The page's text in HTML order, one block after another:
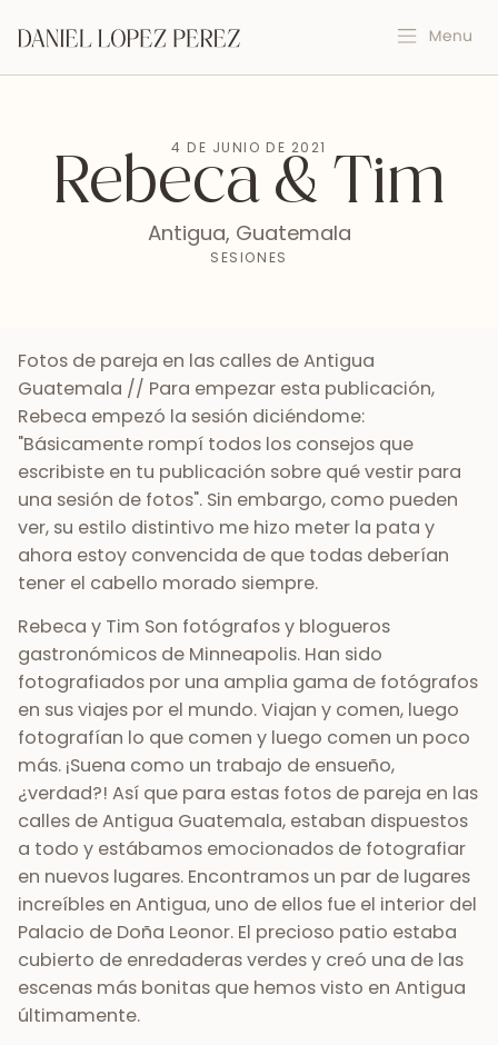
4 DE JUNIO DE 2021
Rebeca & Tim
Antigua, Guatemala
SESIONES
Fotos de pareja en las calles de Antigua
Guatemala // Para empezar esta publicación,
Rebeca empezó la sesión diciéndome:
"Básicamente rompí todos los consejos que
escribiste en tu publicación sobre qué vestir para
una sesión de fotos". Sin embargo, como pueden
ver, su estilo distintivo me hizo meter la pata y
ahora estoy convencida de que todas deberían
tener el cabello morado siempre.
Rebeca y Tim Son fotógrafos y blogueros
gastronómicos de Minneapolis. Han sido
fotografiados por una amplia gama de fotógrafos
en sus viajes por el mundo. Viajan y comen, luego
fotografían lo que comen y luego comen un poco
más. ¡Suena como un trabajo de ensueño,
¿verdad?! Así que para estas fotos de pareja en las
calles de Antigua Guatemala, estaban dispuestos
a todo y estábamos emocionados de fotografiar
en nuevos lugares. Encontramos un par de lugares
increíbles en Antigua, uno de ellos fue el interior del
Palacio de Doña Leonor. El precioso patio estaba
cubierto de enredaderas verdes y creó una de las
escenas más bonitas que hemos visto en Antigua
últimamente.